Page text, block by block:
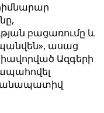
բացառումը և
ասաց
Ազգերի